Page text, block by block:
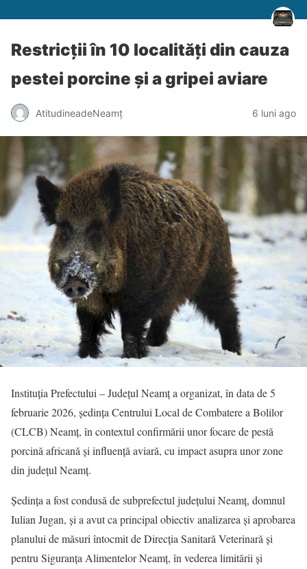
Restricții în 10 localități din cauza
pestei porcine și a gripei aviare
AtitudineadeNeamț 6 luni ago
Instituția Prefectului – Județul Neamț a organizat, în data de 5
februarie 2026, ședința Centrului Local de Combatere a Bolilor
(CLCB) Neamț, în contextul confirmării unor focare de pestă
porcină africană și influență aviară, cu impact asupra unor zone
din județul Neamț.
Ședința a fost condusă de subprefectul județului Neamț, domnul
Iulian Jugan, și a avut ca principal obiectiv analizarea și aprobarea
planului de măsuri întocmit de Direcția Sanitară Veterinară și
pentru Siguranța Alimentelor Neamț, în vederea limitării și